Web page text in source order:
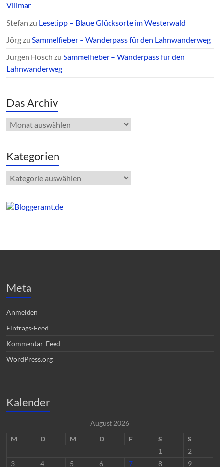
Villmar
Stefan zu Lesetipp – Blaue Glücksorte im Westerwald
JörgzuSammelfieber – Wanderpass für den Lahnwanderweg
Jürgen Hosch zuSammelfieber – Wanderpass für den
Lahnwanderweg
Das Archiv
Das
Archiv
Kategorien
Kategorien
Meta
Anmelden
Eintrags-Feed
Kommentar-Feed
WordPress.org
Kalender
August 2026
M
D M D F S
S
1
2
3
4 5 6 7 8 9